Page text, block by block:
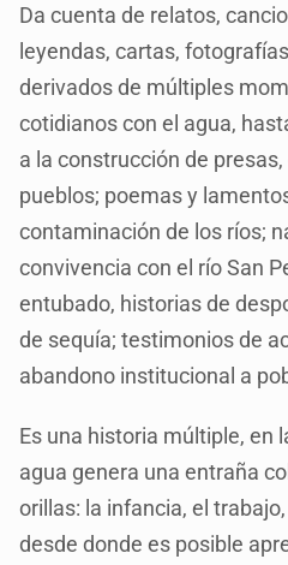
Da cuenta de relatos,
leyendas, cartas,
derivados de múltiples
cotidianos con el agua,
a la construcción de
pueblos; poemas y
contaminación de los ríos;
convivencia con el río San
entubado, historias de
de sequía; testimonios de
abandono institucional a
Es una historia múltiple, en
agua genera una entraña
orillas: la infancia, el
desde donde es posible